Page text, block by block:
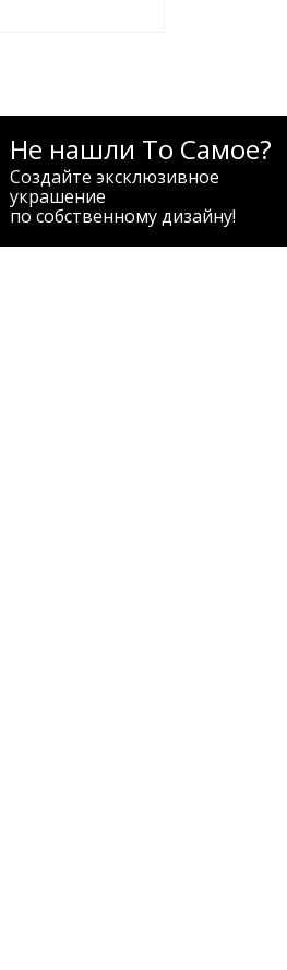
Не нашли То Самое?
Создайте эксклюзивное
украшение
по собственному дизайну!